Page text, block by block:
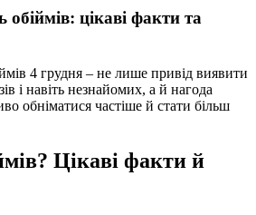
цікаві факти та
4 грудня – не лише привід виявити
і навіть незнайомих, а й нагода
обніматися частіше й стати більш
Цікаві факти й